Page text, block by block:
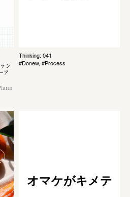
ン
ア
Thinking: 041
#Donew, #Process
オマケがキメテ